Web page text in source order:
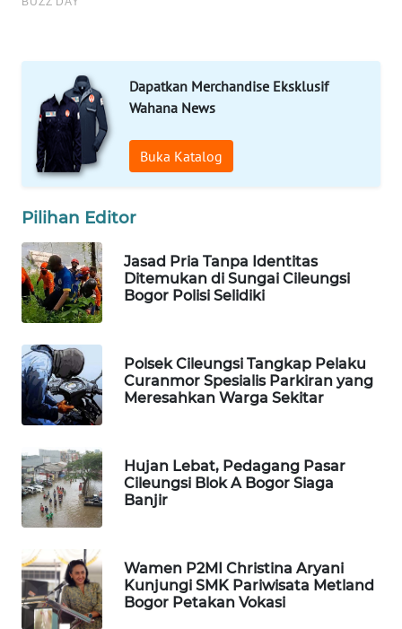
Dapatkan Merchandise Eksklusif
Wahana News
Buka Katalog
Pilihan Editor
Jasad Pria Tanpa Identitas
Ditemukan di Sungai Cileungsi
Bogor Polisi Selidiki
Polsek Cileungsi Tangkap Pelaku
Curanmor Spesialis Parkiran yang
Meresahkan Warga Sekitar
Hujan Lebat, Pedagang Pasar
Cileungsi Blok A Bogor Siaga
Banjir
Wamen P2MI Christina Aryani
Kunjungi SMK Pariwisata Metland
Bogor Petakan Vokasi
WAHANANEWS
SPORT
WAHANA
UMKM
SELEB
WAHANA
PERSONA
OTOMOTIF
WAHANA
HEALTH
WAHANA
DESA
WISATA
LAPAK
WAHANA
Wahana